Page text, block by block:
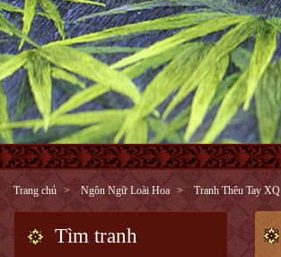
Trang chủ Ngôn Ngữ Loài Hoa Tranh Thêu Tay XQ
Tìm tranh